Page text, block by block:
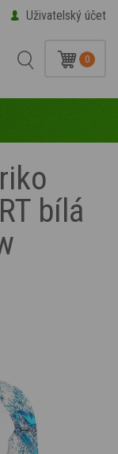
Uživatelský účet
0
bílá